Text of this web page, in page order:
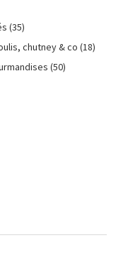
(35)
chutney & co (18)
(50)